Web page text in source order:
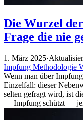
Die Wurzel
Frage die nie
1. März 2025·
Impfung Methodologie
Wenn man über
Einzelfall: dieser
selten gefragt wird, ist
— Impfung schützt —